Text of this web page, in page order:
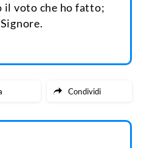
il voto che ho fatto;
Condividi